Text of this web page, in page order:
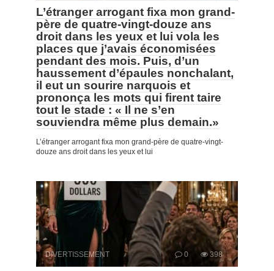
L’étranger arrogant fixa mon grand-
père de quatre-vingt-douze ans
droit dans les yeux et lui vola les
places que j’avais économisées
pendant des mois. Puis, d’un
haussement d’épaules nonchalant,
il eut un sourire narquois et
prononça les mots qui firent taire
tout le stade : « Il ne s’en
souviendra même plus demain.»
L’étranger arrogant fixa mon grand-père de quatre-vingt-
douze ans droit dans les yeux et lui
DIVERTISSEMENT 0 398